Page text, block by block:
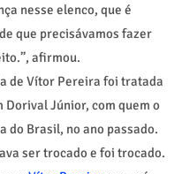
nesse elenco, que é
que precisávamos fazer
afirmou.
de Vítor Pereira foi tratada
Dorival Júnior, com quem o
do Brasil, no ano passado.
ser trocado e foi trocado.